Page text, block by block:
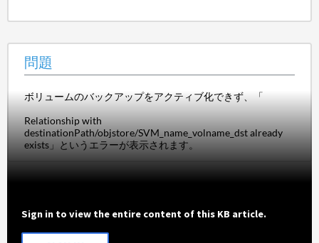
問題
ボリュームのバックアップをアクティブ化できず、「
Relationship with
destinationPath/objstore/SVM_name_volname_dst already
exists」というエラーが表示されます。
Sign in to view the entire content of this KB article.